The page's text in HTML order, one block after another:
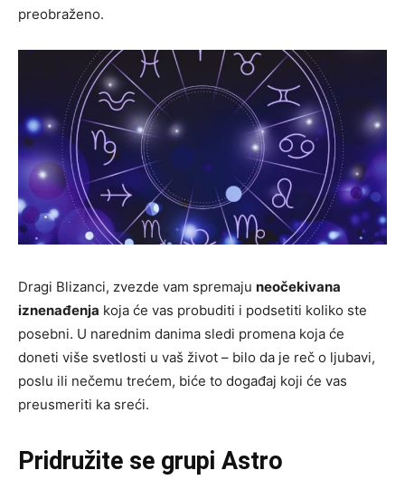
preobraženo.
Dragi Blizanci, zvezde vam spremaju neočekivana
iznenađenja koja će vas probuditi i podsetiti koliko ste
posebni. U narednim danima sledi promena koja će
doneti više svetlosti u vaš život – bilo da je reč o ljubavi,
poslu ili nečemu trećem, biće to događaj koji će vas
preusmeriti ka sreći.
Pridružite se grupi Astro